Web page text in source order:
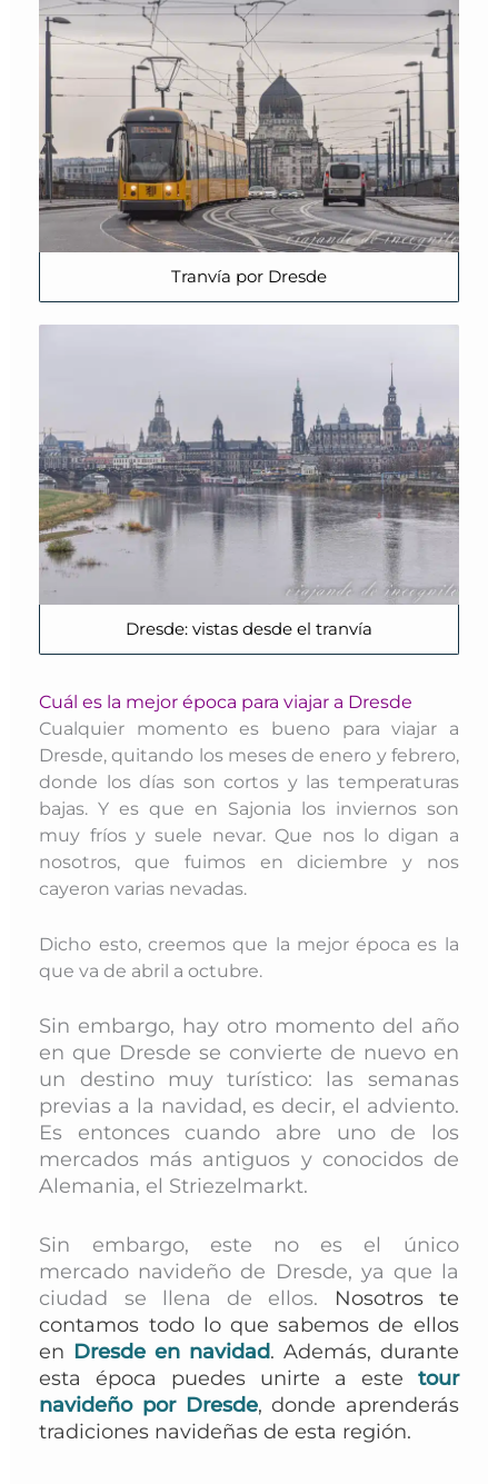
Tranvía por Dresde
Dresde: vistas desde el tranvía
Cuál es la mejor época para viajar a Dresde
Cualquier momento es bueno para viajar a
Dresde, quitando los meses de enero y febrero,
donde los días son cortos y las temperaturas
bajas. Y es que en Sajonia los inviernos son
muy fríos y suele nevar. Que nos lo digan a
nosotros, que fuimos en diciembre y nos
cayeron varias nevadas.
Dicho esto, creemos que la mejor época es la
que va de abril a octubre.
Sin embargo, hay otro momento del año
en que Dresde se convierte de nuevo en
un destino muy turístico: las semanas
previas a la navidad, es decir, el adviento.
Es entonces cuando abre uno de los
mercados más antiguos y conocidos de
Alemania, el Striezelmarkt.
Sin embargo, este no es el único
mercado navideño de Dresde, ya que la
ciudad se llena de ellos.
Nosotros te
contamos todo lo que sabemos de ellos
en Dresde en navidad. Además, durante
esta época puedes unirte a este tour
navideño por Dresde, donde aprenderás
tradiciones navideñas de esta región.